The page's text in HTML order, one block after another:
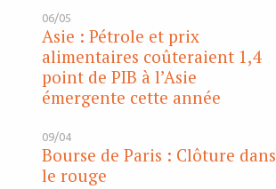
06/05
Asie : Pétrole et prix
alimentaires coûteraient 1,4
point de PIB à l’Asie
émergente cette année
09/04
Bourse de Paris : Clôture dans
le rouge